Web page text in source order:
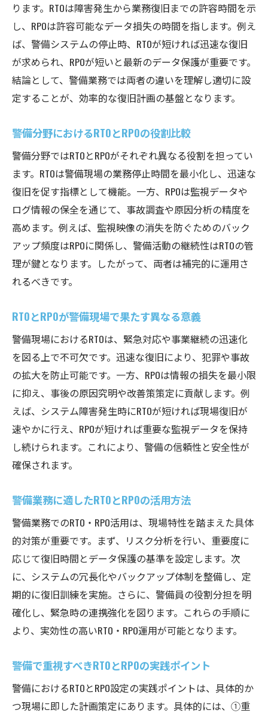
ります。RTOは障害発生から業務復旧までの許容時間を示
し、RPOは許容可能なデータ損失の時間を指します。例え
ば、警備システムの停止時、RTOが短ければ迅速な復旧
が求められ、RPOが短いと最新のデータ保護が重要です。
結論として、警備業務では両者の違いを理解し適切に設
定することが、効率的な復旧計画の基盤となります。
警備分野におけるRTOとRPOの役割比較
警備分野ではRTOとRPOがそれぞれ異なる役割を担ってい
ます。RTOは警備現場の業務停止時間を最小化し、迅速な
復旧を促す指標として機能。一方、RPOは監視データや
ログ情報の保全を通じて、事故調査や原因分析の精度を
高めます。例えば、監視映像の消失を防ぐためのバック
アップ頻度はRPOに関係し、警備活動の継続性はRTOの管
理が鍵となります。したがって、両者は補完的に運用さ
れるべきです。
RTOとRPOが警備現場で果たす異なる意義
警備現場におけるRTOは、緊急対応や事業継続の迅速化
を図る上で不可欠です。迅速な復旧により、犯罪や事故
の拡大を防止可能です。一方、RPOは情報の損失を最小限
に抑え、事後の原因究明や改善策策定に貢献します。例
えば、システム障害発生時にRTOが短ければ現場復旧が
速やかに行え、RPOが短ければ重要な監視データを保持
し続けられます。これにより、警備の信頼性と安全性が
確保されます。
警備業務に適したRTOとRPOの活用方法
警備業務でのRTO・RPO活用は、現場特性を踏まえた具体
的対策が重要です。まず、リスク分析を行い、重要度に
応じて復旧時間とデータ保護の基準を設定します。次
に、システムの冗長化やバックアップ体制を整備し、定
期的に復旧訓練を実施。さらに、警備員の役割分担を明
確化し、緊急時の連携強化を図ります。これらの手順に
より、実効性の高いRTO・RPO運用が可能となります。
警備で重視すべきRTOとRPOの実践ポイント
警備におけるRTOとRPO設定の実践ポイントは、具体的か
つ現場に即した計画策定にあります。具体的には、①重